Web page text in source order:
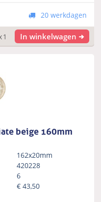
20 werkdagen
In winkelwagen
beige 160mm
162x20mm
420228
6
€43,50